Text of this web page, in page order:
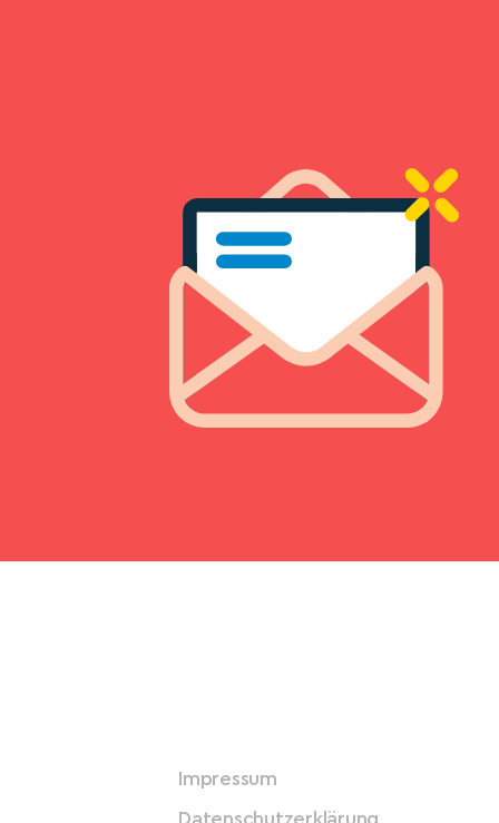
Impressum
Datenschutzerklärung